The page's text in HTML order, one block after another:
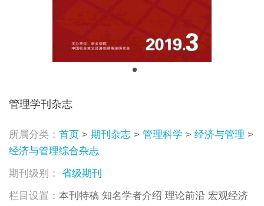
管理学刊杂志
所属分类： 首页 > 期刊杂志 > 管理科学 > 经济与管理 >
经济与管理综合杂志
期刊级别：
省级期刊
栏目设置： 本刊特稿 知名学者介绍 理论前沿 宏观经济